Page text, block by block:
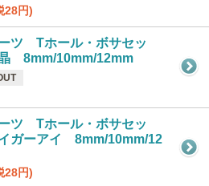
28円)
ツ Tホール・ボサセッ
8mm/10mm/12mm
ツ Tホール・ボサセッ
ガーアイ 8mm/10mm/12
28円)